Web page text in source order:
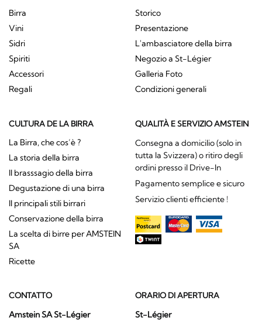
Birra
Vini
Sidri
Spiriti
Accessori
Regali
Storico
Presentazione
L'ambasciatore della birra
Negozio a St-Légier
Galleria Foto
Condizioni generali
CULTURA DE LA BIRRA
La Birra, che cos’è ?
La storia della birra
Il brasssagio della birra
Degustazione di una birra
Il principali stili birrari
Conservazione della birra
La scelta di birre per AMSTEIN
SA
Ricette
QUALITÀ E SERVIZIO AMSTEIN
Consegna a domicilio (solo in
tutta la Svizzera) o ritiro degli
ordini presso il Drive-In
Pagamento semplice e sicuro
Servizio clienti efficiente !
CONTATTO
Amstein SA St-Légier
ORARIO DI APERTURA
St-Légier